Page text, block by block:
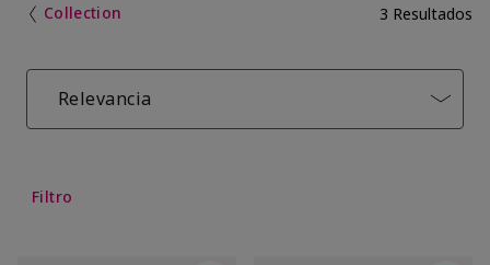
Collection 3 Resultados
Relevancia
Filtro